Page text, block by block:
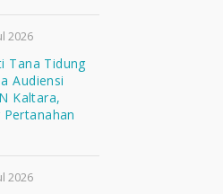
2026
Tana Tidung
Audiensi
Kaltara,
2026